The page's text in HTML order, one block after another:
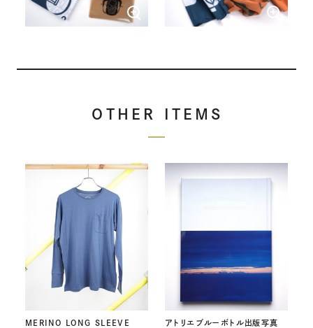
OTHER ITEMS
MERINO LONG SLEEVE
アトリエブルーボトル出版写真